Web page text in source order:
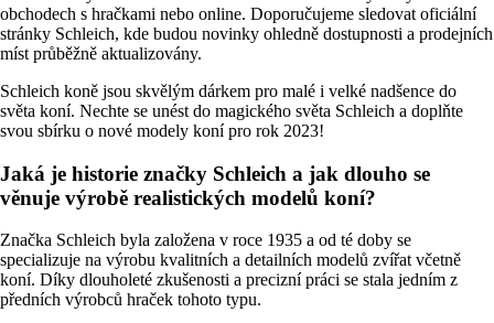
obchodech s hračkami nebo online. Doporučujeme sledovat oficiální
stránky Schleich, kde budou novinky ohledně dostupnosti a prodejních
míst průběžně aktualizovány.
Schleich koně jsou skvělým dárkem pro malé i velké nadšence do
světa koní. Nechte se unést do magického světa Schleich a doplňte
svou sbírku o nové modely koní pro rok 2023!
Jaká je historie značky Schleich a jak dlouho se
věnuje výrobě realistických modelů koní?
Značka Schleich byla založena v roce 1935 a od té doby se
specializuje na výrobu kvalitních a detailních modelů zvířat včetně
koní. Díky dlouholeté zkušenosti a precizní práci se stala jedním z
předních výrobců hraček tohoto typu.